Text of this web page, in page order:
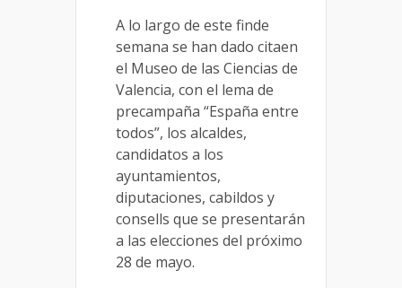
A lo largo de este finde
semana se han dado citaen
el Museo de las Ciencias de
Valencia, con el lema de
precampaña “España entre
todos”, los alcaldes,
candidatos a los
ayuntamientos,
diputaciones, cabildos y
consells que se presentarán
a las elecciones del próximo
28 de mayo.